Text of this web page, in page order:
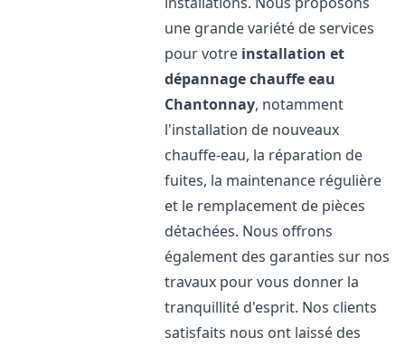
une grande variété de services
pour votre installation et
dépannage chauffe eau
Chantonnay, notamment
l'installation de nouveaux
chauffe-eau, la réparation de
fuites, la maintenance régulière
et le remplacement de pièces
détachées. Nous offrons
également des garanties sur nos
travaux pour vous donner la
tranquillité d'esprit. Nos clients
satisfaits nous ont laissé des